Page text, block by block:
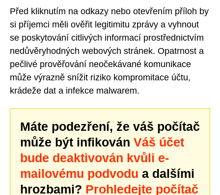
Před kliknutím na odkazy nebo otevřením příloh by
si příjemci měli ověřit legitimitu zprávy a vyhnout
se poskytování citlivých informací prostřednictvím
nedůvěryhodných webových stránek. Opatrnost a
pečlivé prověřování neočekávané komunikace
může výrazně snížit riziko kompromitace účtu,
krádeže dat a infekce malwarem.
Máte podezření, že váš počítač
může být infikován Váš účet
bude deaktivován kvůli e-
mailovému podvodu a dalšími
hrozbami? Prohledejte počítač